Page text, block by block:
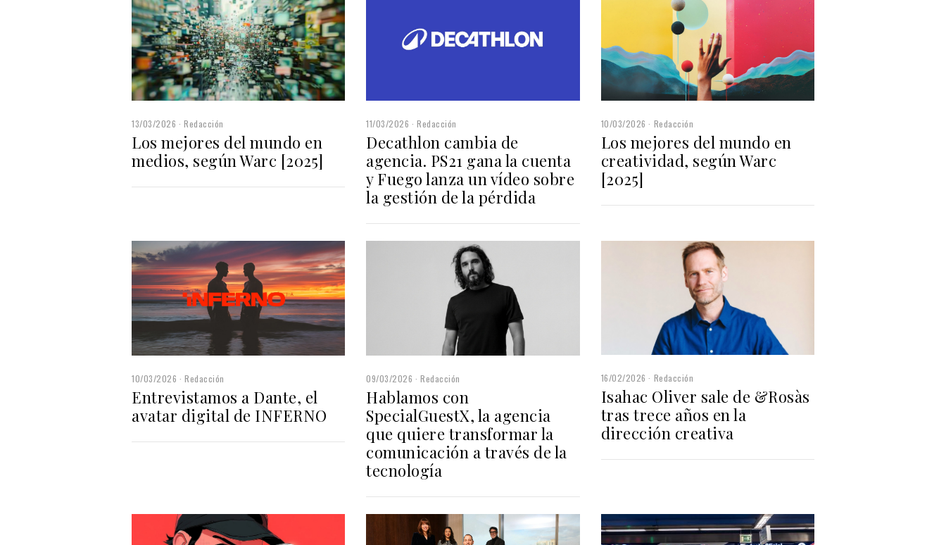
13/03/2026 Redacción
Los mejores del mundo en
medios, según Warc [2025]
11/03/2026 Redacción
Decathlon cambia de
agencia. PS21 gana la cuenta
y Fuego lanza un vídeo sobre
la gestión de la pérdida
10/03/2026 Redacción
Los mejores del mundo en
creatividad, según Warc
[2025]
10/03/2026 Redacción
Entrevistamos a Dante, el
avatar digital de INFERNO
09/03/2026 Redacción
Hablamos con
SpecialGuestX, la agencia
que quiere transformar la
comunicación a través de la
tecnología
16/02/2026 Redacción
Isahac Oliver sale de &Rosàs
tras trece años en la
dirección creativa